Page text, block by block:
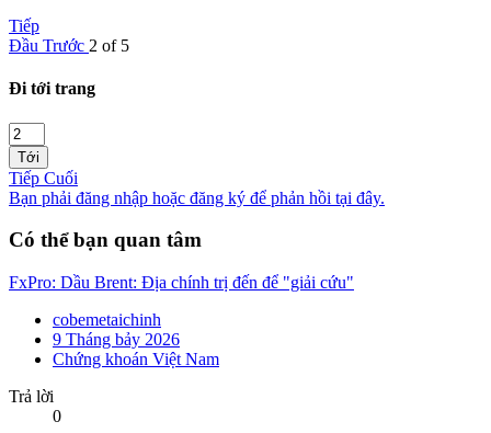
Tiếp
Đầu Trước 2 of 5
Đi tới trang
Tới
Tiếp Cuối
Bạn phải đăng nhập hoặc đăng ký để phản hồi tại đây.
Có thể bạn quan tâm
FxPro: Dầu Brent: Địa chính trị đến để "giải cứu"
cobemetaichinh
9 Tháng bảy 2026
Chứng khoán Việt Nam
Trả lời
0